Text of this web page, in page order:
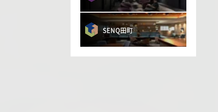
SENQ田町